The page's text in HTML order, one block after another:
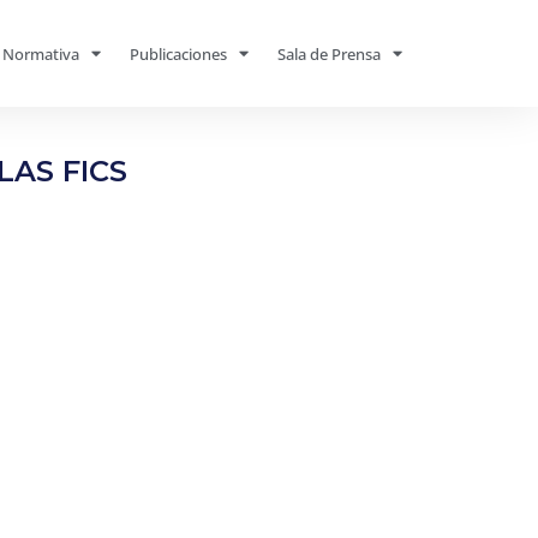
Normativa Publicaciones Sala de Prensa
FICS